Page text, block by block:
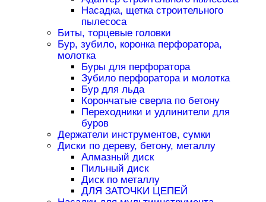
Насадка, щетка строительного
пылесоса
Биты, торцевые головки
Бур, зубило, коронка перфоратора,
молотка
Буры для перфоратора
Зубило перфоратора и молотка
Бур для льда
Корончатые сверла по бетону
Переходники и удлинители для
буров
Держатели инструментов, сумки
Диски по дереву, бетону, металлу
Алмазный диск
Пильный диск
Диск по металлу
ДЛЯ ЗАТОЧКИ ЦЕПЕЙ